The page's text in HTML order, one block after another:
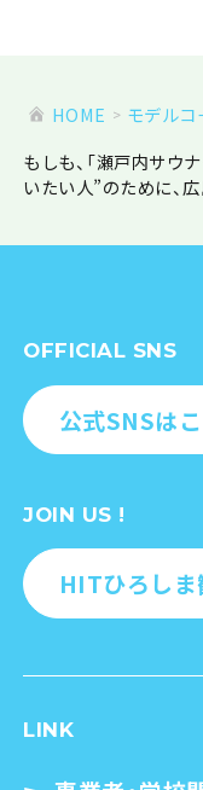
HOME
モデルコ
もしも、「瀬戸内サウ
いたい人”のために、
OFFICIAL SNS
公式SNSは
JOIN US !
HITひろしま
LINK